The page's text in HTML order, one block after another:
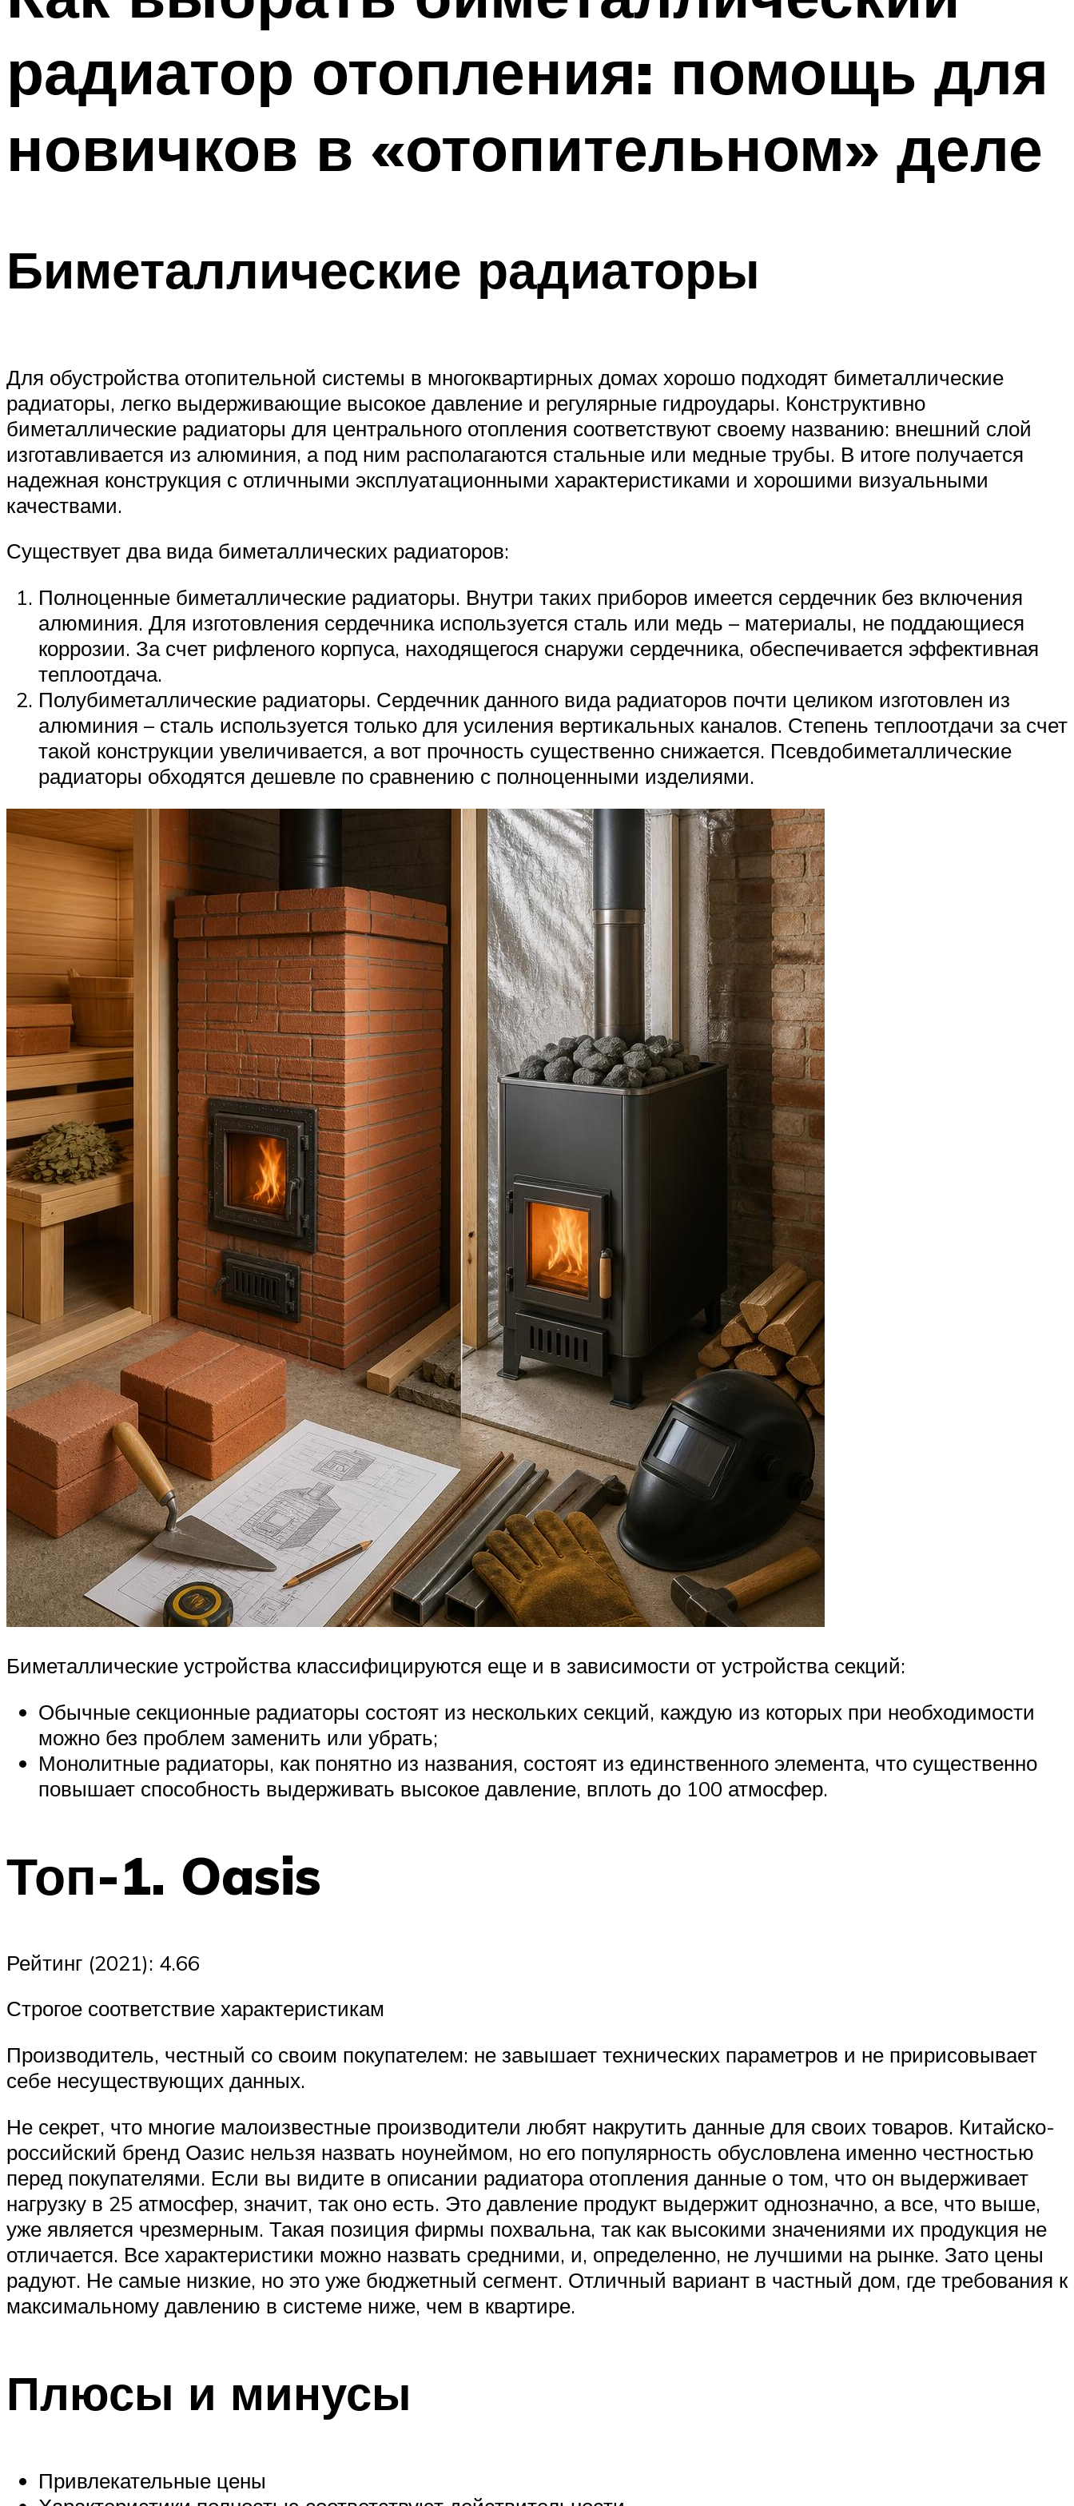
радиатор отопления: помощь для
новичков в «отопительном» деле
Биметаллические радиаторы
Для обустройства отопительной системы в многоквартирных домах хорошо подходят биметаллические
радиаторы, легко выдерживающие высокое давление и регулярные гидроудары. Конструктивно
биметаллические радиаторы для центрального отопления соответствуют своему названию: внешний слой
изготавливается из алюминия, а под ним располагаются стальные или медные трубы. В итоге получается
надежная конструкция с отличными эксплуатационными характеристиками и хорошими визуальными
качествами.
Существует два вида биметаллических радиаторов:
Полноценные биметаллические радиаторы. Внутри таких приборов имеется сердечник без включения
алюминия. Для изготовления сердечника используется сталь или медь – материалы, не поддающиеся
коррозии. За счет рифленого корпуса, находящегося снаружи сердечника, обеспечивается эффективная
теплоотдача.
Полубиметаллические радиаторы. Сердечник данного вида радиаторов почти целиком изготовлен из
алюминия – сталь используется только для усиления вертикальных каналов. Степень теплоотдачи за счет
такой конструкции увеличивается, а вот прочность существенно снижается. Псевдобиметаллические
радиаторы обходятся дешевле по сравнению с полноценными изделиями.
Биметаллические устройства классифицируются еще и в зависимости от устройства секций:
Обычные секционные радиаторы состоят из нескольких секций, каждую из которых при необходимости
можно без проблем заменить или убрать;
Монолитные радиаторы, как понятно из названия, состоят из единственного элемента, что существенно
повышает способность выдерживать высокое давление, вплоть до 100 атмосфер.
Топ-1. Oasis
Рейтинг (2021): 4.66
Строгое соответствие характеристикам
Производитель, честный со своим покупателем: не завышает технических параметров и не пририсовывает
себе несуществующих данных.
Не секрет, что многие малоизвестные производители любят накрутить данные для своих товаров. Китайско-
российский бренд Оазис нельзя назвать ноунеймом, но его популярность обусловлена именно честностью
перед покупателями. Если вы видите в описании радиатора отопления данные о том, что он выдерживает
нагрузку в 25 атмосфер, значит, так оно есть. Это давление продукт выдержит однозначно, а все, что выше,
уже является чрезмерным. Такая позиция фирмы похвальна, так как высокими значениями их продукция не
отличается. Все характеристики можно назвать средними, и, определенно, не лучшими на рынке. Зато цены
радуют. Не самые низкие, но это уже бюджетный сегмент. Отличный вариант в частный дом, где требования к
максимальному давлению в системе ниже, чем в квартире.
Плюсы и минусы
Привлекательные цены